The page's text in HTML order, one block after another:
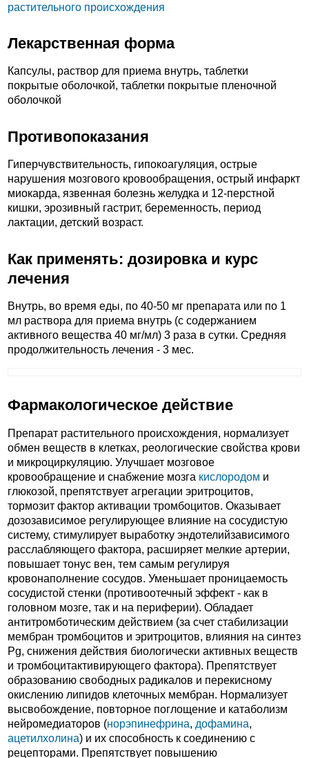
растительного происхождения
Лекарственная форма
Капсулы, раствор для приема внутрь, таблетки
покрытые оболочкой, таблетки покрытые пленочной
оболочкой
Противопоказания
Гиперчувствительность, гипокоагуляция, острые
нарушения мозгового кровообращения, острый инфаркт
миокарда, язвенная болезнь желудка и 12-перстной
кишки, эрозивный гастрит, беременность, период
лактации, детский возраст.
Как применять: дозировка и курс
лечения
Внутрь, во время еды, по 40-50 мг препарата или по 1
мл раствора для приема внутрь (с содержанием
активного вещества 40 мг/мл) 3 раза в сутки. Средняя
продолжительность лечения - 3 мес.
Фармакологическое действие
Препарат растительного происхождения, нормализует
обмен веществ в клетках, реологические свойства крови
и микроциркуляцию. Улучшает мозговое
кровообращение и снабжение мозга кислородом и
глюкозой, препятствует агрегации эритроцитов,
тормозит фактор активации тромбоцитов. Оказывает
дозозависимое регулирующее влияние на сосудистую
систему, стимулирует выработку эндотелийзависимого
расслабляющего фактора, расширяет мелкие артерии,
повышает тонус вен, тем самым регулируя
кровонаполнение сосудов. Уменьшает проницаемость
сосудистой стенки (противоотечный эффект - как в
головном мозге, так и на периферии). Обладает
антитромботическим действием (за счет стабилизации
мембран тромбоцитов и эритроцитов, влияния на синтез
Pg, снижения действия биологически активных веществ
и тромбоцитактивирующего фактора). Препятствует
образованию свободных радикалов и перекисному
окислению липидов клеточных мембран. Нормализует
высвобождение, повторное поглощение и катаболизм
нейромедиаторов (норэпинефрина, дофамина,
ацетилхолина) и их способность к соединению с
рецепторами. Препятствует повышению